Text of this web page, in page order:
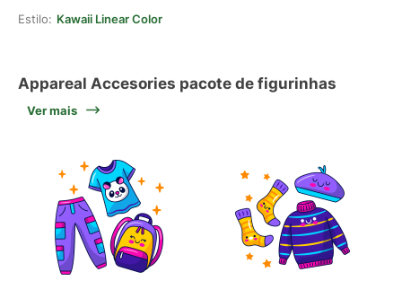
Estilo: Kawaii Linear Color
Appareal Accesories pacote de figurinhas
Ver mais